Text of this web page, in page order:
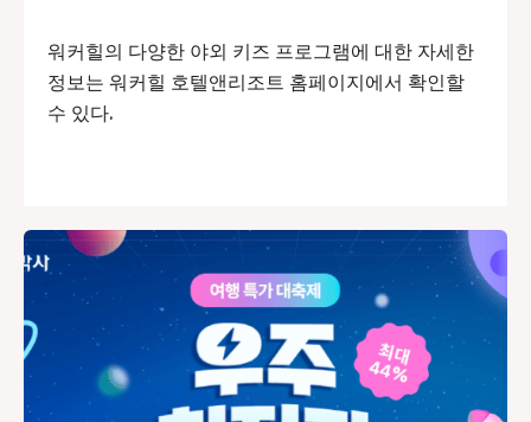
워커힐의 다양한 야외 키즈 프로그램에 대한 자세한
정보는 워커힐 호텔앤리조트 홈페이지에서 확인할
수 있다.